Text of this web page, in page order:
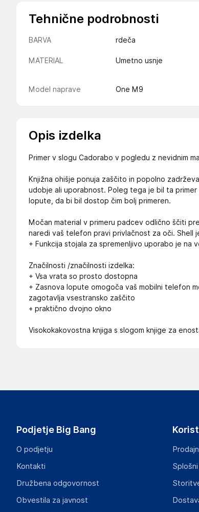
Tehnične podrobnosti
BARVA rdeča
MATERIAL Umetno usnje
Model naprave One M9
Opis izdelka
Primer v slogu Cadorabo v pogledu z nevidnim
Knjižna ohišje ponuja zaščito in popolno
udobje ali uporabnost. Poleg tega je bil ta
lopute, da bi bil dostop čim bolj primeren.
Močan material v primeru padcev odlično ščiti
naredi vaš telefon pravi privlačnost za oči. Shell
+ Funkcija stojala za spremenljivo uporabo je na
Značilnosti /značilnosti izdelka:
+ Vsa vrata so prosto dostopna
+ Zasnova lopute omogoča vaš mobilni telefon
zagotavlja vsestransko zaščito
+ praktično dvojno okno
Visokokakovostna knjiga s slogom knjige za
Podjetje Big Bang
O podjetju
Kontakti
Družbena odgovornost
Obvestila za javnost